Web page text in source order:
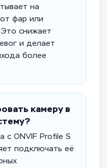
на
фар или
снижает
и делает
более
камеру в
с ONVIF Profile S
подключать её